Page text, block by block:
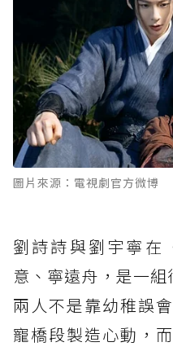
圖片來源：電視劇官方微博
劉詩詩與劉宇寧在
意、寧遠舟，是一組
兩人不是靠幼稚誤
寵橋段製造心動，